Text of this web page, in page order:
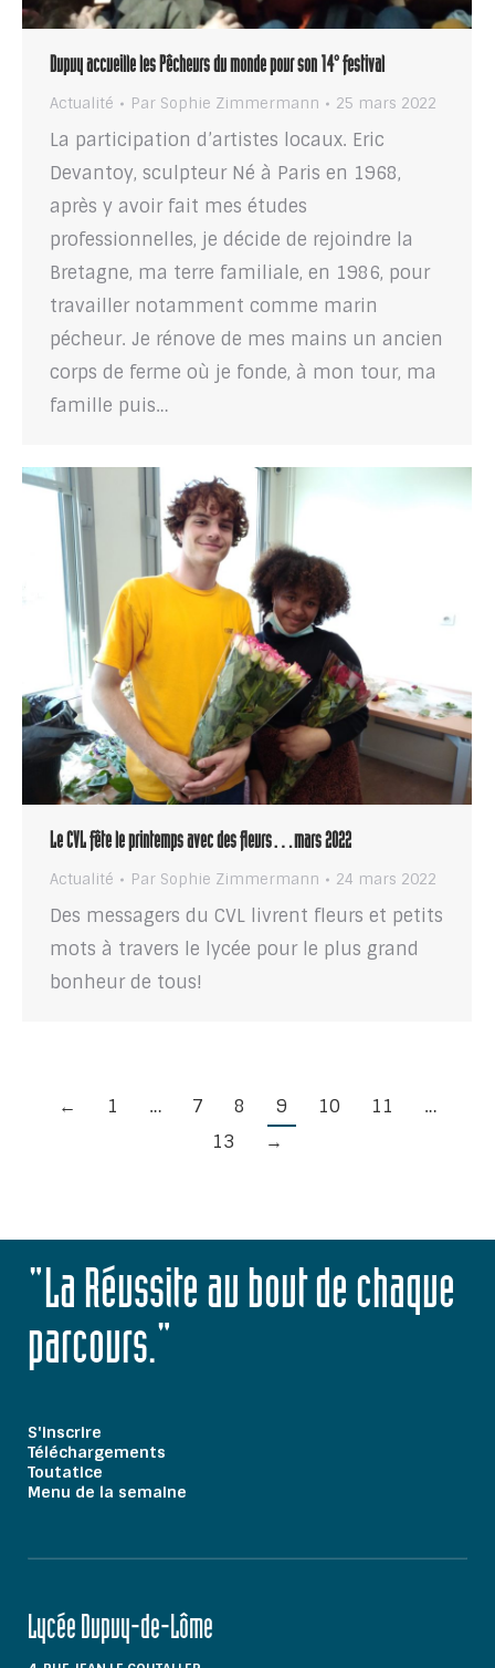
Dupuy accueille les Pêcheurs du monde pour son 14° festival
Actualité Par Sophie Zimmermann 25 mars 2022
La participation d’artistes locaux. Eric
Devantoy, sculpteur Né à Paris en 1968,
après y avoir fait mes études
professionnelles, je décide de rejoindre la
Bretagne, ma terre familiale, en 1986, pour
travailler notamment comme marin
pécheur. Je rénove de mes mains un ancien
corps de ferme où je fonde, à mon tour, ma
famille puis…
Le CVL fête le printemps avec des fleurs…mars 2022
Actualité Par Sophie Zimmermann 24 mars 2022
Des messagers du CVL livrent fleurs et petits
mots à travers le lycée pour le plus grand
bonheur de tous!
← 1 … 7 8 9 10 11
…
13
→
"La Réussite au bout de chaque
parcours."
S'inscrire
Téléchargements
Toutatice
Menu de la semaine
Lycée Dupuy-de-Lôme